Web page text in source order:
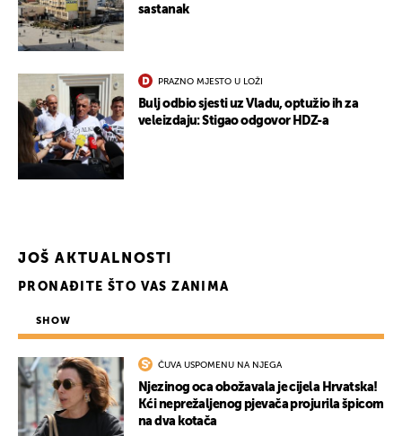
sastanak
PRAZNO MJESTO U LOŽI
Bulj odbio sjesti uz Vladu, optužio ih za
veleizdaju: Stigao odgovor HDZ-a
JOŠ AKTUALNOSTI
PRONAĐITE ŠTO VAS ZANIMA
SHOW
ČUVA USPOMENU NA NJEGA
Njezinog oca obožavala je cijela Hrvatska!
Kći neprežaljenog pjevača projurila špicom
na dva kotača